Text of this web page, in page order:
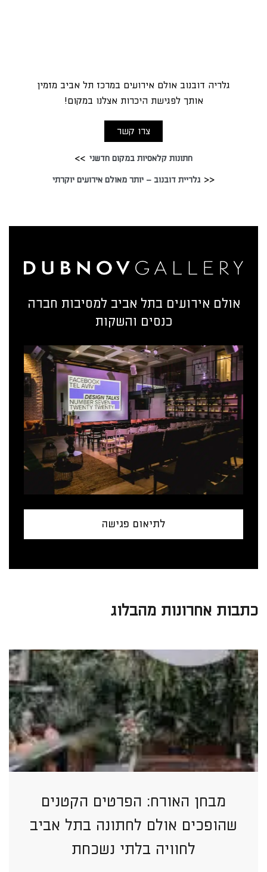
גלריה דובנוב אולם אירועים במרכז תל אביב מזמין
אותך לפגישת היכרות אצלנו במקום!
צרו קשר
חתונות קלאסיות במקום חדשני
גלריית דובנוב – יותר מאולם אירועים יוקרתי
אולם אירועים בתל אביב למסיבות חברה
כנסים והשקות
לתיאום פגישה
כתבות אחרונות מהבלוג
מבחן האורח: הפרטים הקטנים
שהופכים אולם לחתונה בתל אביב
לחוויה בלתי נשכחת